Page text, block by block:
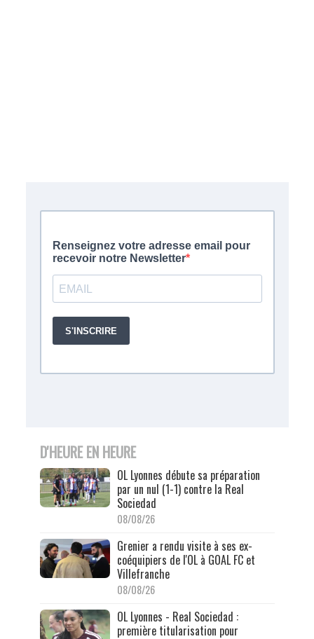
D'HEURE EN HEURE
OL Lyonnes débute sa préparation
par un nul (1-1) contre la Real
Sociedad
08/08/26
Grenier a rendu visite à ses ex-
coéquipiers de l'OL à GOAL FC et
Villefranche
08/08/26
OL Lyonnes - Real Sociedad :
première titularisation pour